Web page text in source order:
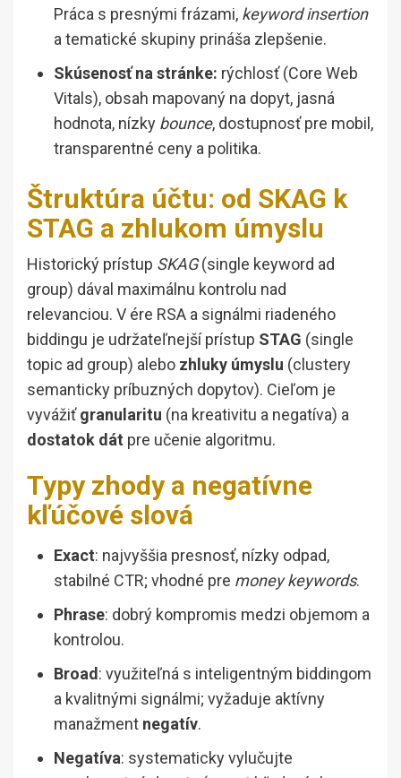
Práca s presnými frázami, keyword insertion
a tematické skupiny prináša zlepšenie.
Skúsenosť na stránke: rýchlosť (Core Web
Vitals), obsah mapovaný na dopyt, jasná
hodnota, nízky bounce, dostupnosť pre mobil,
transparentné ceny a politika.
Štruktúra účtu: od SKAG k
STAG a zhlukom úmyslu
Historický prístup SKAG(single keyword ad
group) dával maximálnu kontrolu nad
relevanciou. V ére RSA a signálmi riadeného
biddingu je udržateľnejší prístup STAG (single
topic ad group) alebo zhluky úmyslu (clustery
semanticky príbuzných dopytov). Cieľom je
vyvážiťgranularitu (na kreativitu a negatíva) a
dostatok dát pre učenie algoritmu.
Typy zhody a negatívne
kľúčové slová
Exact: najvyššia presnosť, nízky odpad,
stabilné CTR; vhodné pre money keywords.
Phrase: dobrý kompromis medzi objemom a
kontrolou.
Broad: využiteľná s inteligentným biddingom
a kvalitnými signálmi; vyžaduje aktívny
manažment negatív.
Negatíva: systematicky vylučujte